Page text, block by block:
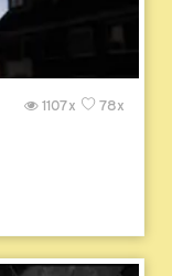
78x
1107x